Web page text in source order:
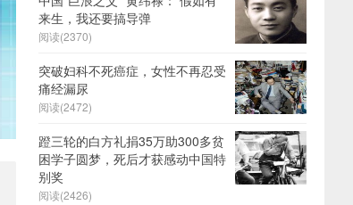
来生，我还要搞导弹
阅读(2370)
突破妇科不死癌症，女性不再忍受
痛经漏尿
阅读(2472)
蹬三轮的白方礼捐35万助300多贫
困学子圆梦，死后才获感动中国特
别奖
阅读(2426)